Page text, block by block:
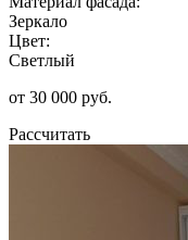
Зеркало
Цвет:
Светлый
от 30 000 руб.
Рассчитать